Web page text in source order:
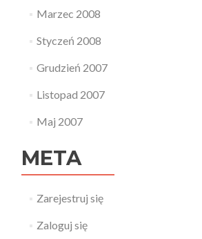
Marzec 2008
Styczeń 2008
Grudzień 2007
Listopad 2007
Maj 2007
META
Zarejestruj się
Zaloguj się